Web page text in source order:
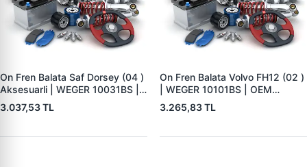
On Fren Balata Saf Dorsey (04 )
Aksesuarli | WEGER 10031BS |
OEM 3057008400
3.037,53 TL
On Fren Balata Volvo FH12 (02 )
| WEGER 10101BS | OEM
1078439
3.265,83 TL